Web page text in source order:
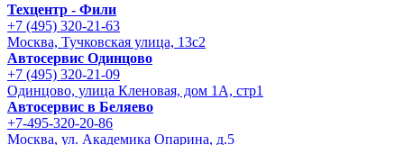
Техцентр - Фили
+7 (495) 320-21-63
Москва, Тучковская улица, 13с2
Автосервис Одинцово
+7 (495) 320-21-09
Одинцово, улица Кленовая, дом 1А, стр1
Автосервис в Беляево
+7-495-320-20-86
Москва, ул. Академика Опарина, д.5